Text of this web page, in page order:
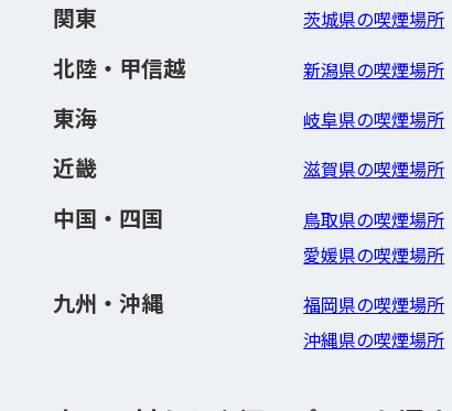
関東 茨城県の喫煙場所
北陸・甲信越 新潟県の喫煙場所
東海 岐阜県の喫煙場所
近畿 滋賀県の喫煙場所
中国・四国 鳥取県の喫煙場所
愛媛県の喫煙場所
九州・沖縄 福岡県の喫煙場所
沖縄県の喫煙場所